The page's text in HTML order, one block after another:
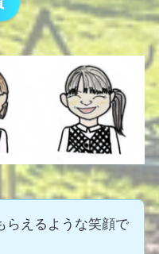
らえるような笑顔で